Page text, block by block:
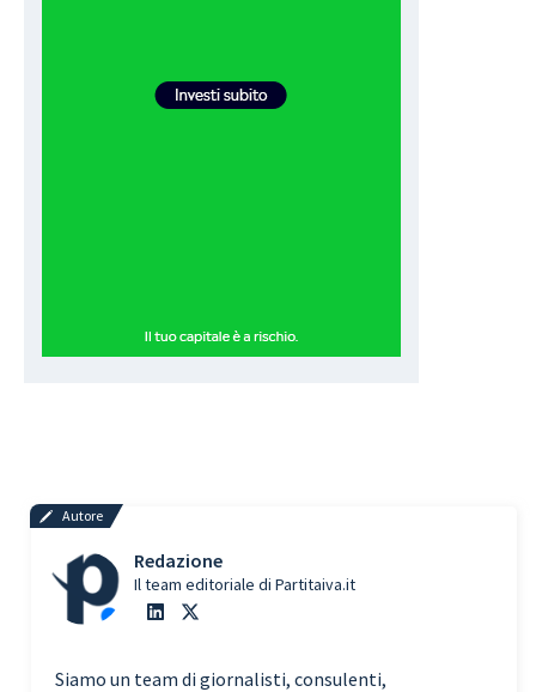
Autore
Redazione
Il team editoriale di Partitaiva.it
Siamo un team di giornalisti, consulenti,